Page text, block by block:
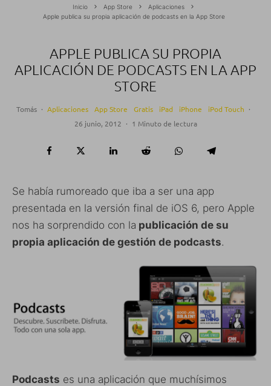
Inicio App Store
Aplicaciones
Apple publica su propia aplicación de podcasts en la App Store
APPLE PUBLICA SU PROPIA
APLICACIÓN DE PODCASTS EN LA APP
STORE
Tomás · Aplicaciones App Store Gratis iPad iPhone iPod Touch ·
26 junio, 2012 · 1 Minuto de lectura
Se había rumoreado que iba a ser una app
presentada en la versión final de iOS 6, pero Apple
nos ha sorprendido con la publicación de su
propia aplicación de gestión de podcasts.
Podcasts es una aplicación que muchísimos